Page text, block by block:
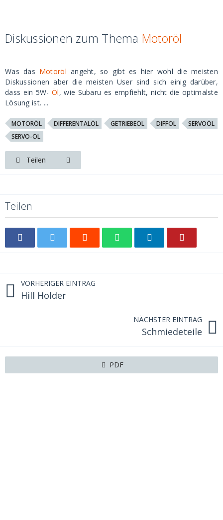
Diskussionen zum Thema Motoröl
Was das Motoröl angeht, so gibt es hier wohl die meisten
Diskussionen aber die meisten User sind sich einig darüber,
dass ein 5W-Öl, wie Subaru es empfiehlt, nicht die optimalste
Lösung ist. ...
MOTORÖL DIFFERENTALÖL GETRIEBEÖL DIFFÖL
SERVOÖL
SERVO-ÖL
Teilen
Teilen
VORHERIGER EINTRAG
Hill Holder
NÄCHSTER EINTRAG
Schmiedeteile
PDF